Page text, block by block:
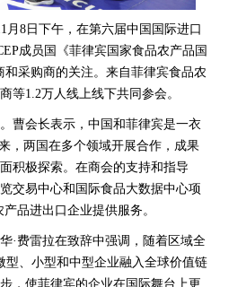
月8日下午，在第六届中国国际进口
成员国《菲律宾国家食品农产品国
采购商的关注。来自菲律宾食品农
等1.2万人线上线下共同参会。
曹会长表示，中国和菲律宾是一衣
，两国在多个领域开展合作，成果
积极探索。在商会的支持和指导
交易中心和国际食品大数据中心项
品进出口企业提供服务。
·费雷拉在致辞中强调，随着区域全
型、小型和中型企业融入全球价值链
，使菲律宾的企业在国际舞台上更